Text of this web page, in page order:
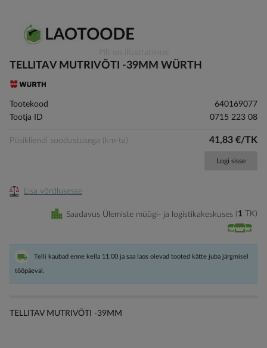
to
beginning
of
images
gallery
TELLITAV MUTRIVÕTI -39MM WÜRTH
Tootekood
640169077
Tootja ID
0715 223 08
Püsikliendi soodustusega (km-ta) 41,83 €/TK
Logi sisse
Lisa võrdlusesse
Saadavus Ülemiste müügi- ja logistikakeskuses 1 TK
Telli kaubad enne kella 11:00 ja saa laos olevad tooted kätte juba järgmisel
tööpäeval.
TELLITAV MUTRIVÕTI -39MM